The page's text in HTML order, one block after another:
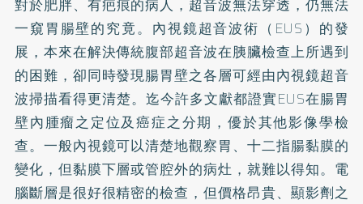
對於肥胖、有疤痕的病人，超音波無法穿透，仍無法
一窺胃腸壁的究竟。內視鏡超音波術（EUS）的發
展，本來在解決傳統腹部超音波在胰臟檢查上所遇到
的困難，卻同時發現腸胃壁之各層可經由內視鏡超音
波掃描看得更清楚。迄今許多文獻都證實EUS在腸胃
壁內腫瘤之定位及癌症之分期，優於其他影像學檢
查。一般內視鏡可以清楚地觀察胃、十二指腸黏膜的
變化，但黏膜下層或管腔外的病灶，就難以得知。電
腦斷層是很好很精密的檢查，但價格昂貴、顯影劑之